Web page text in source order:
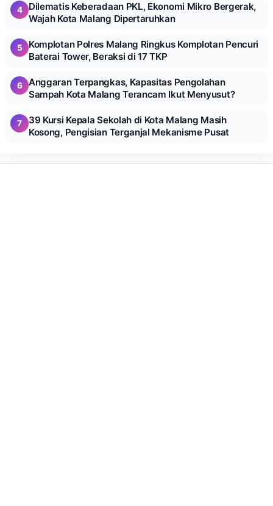
4
Dilematis Keberadaan PKL, Ekonomi Mikro Bergerak,
Wajah Kota Malang Dipertaruhkan
5
Komplotan Polres Malang Ringkus Komplotan Pencuri
Baterai Tower, Beraksi di 17 TKP
6
Anggaran Terpangkas, Kapasitas Pengolahan
Sampah Kota Malang Terancam Ikut Menyusut?
7
39 Kursi Kepala Sekolah di Kota Malang Masih
Kosong, Pengisian Terganjal Mekanisme Pusat